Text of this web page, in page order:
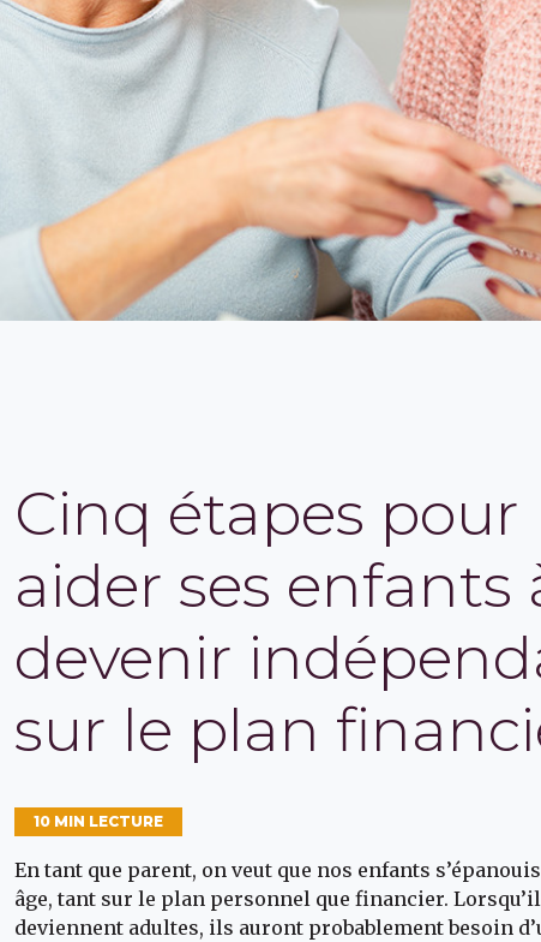
Cinq étapes pour
aider ses enfants
devenir
sur le plan
10 MIN LECTURE
En tant que parent, on veut que nos enfants
âge, tant sur le plan personnel que financier.
deviennent adultes, ils auront probablement besoin